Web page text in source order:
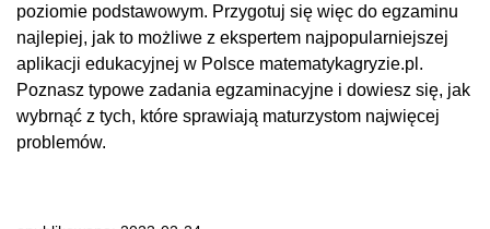
poziomie podstawowym. Przygotuj się więc do egzaminu
najlepiej, jak to możliwe z ekspertem najpopularniejszej
aplikacji edukacyjnej w Polsce matematykagryzie.pl.
Poznasz typowe zadania egzaminacyjne i dowiesz się, jak
wybrnąć z tych, które sprawiają maturzystom najwięcej
problemów.